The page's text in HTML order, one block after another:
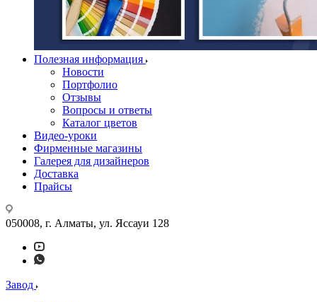
Полезная информация
Новости
Портфолио
Отзывы
Вопросы и ответы
Каталог цветов
Видео-уроки
Фирменные магазины
Галерея для дизайнеров
Доставка
Прайсы
050008, г. Алматы, ул. Яссауи 128
Завод